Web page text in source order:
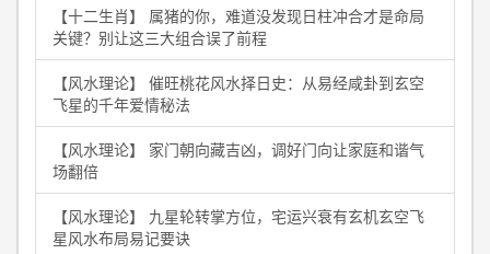
【十二生肖】 属猪的你，难道没发现日柱冲合才是命局
关键？别让这三大组合误了前程
【风水理论】 催旺桃花风水择日史：从易经咸卦到玄空
飞星的千年爱情秘法
【风水理论】 家门朝向藏吉凶，调好门向让家庭和谐气
场翻倍
【风水理论】 九星轮转掌方位，宅运兴衰有玄机玄空飞
星风水布局易记要诀